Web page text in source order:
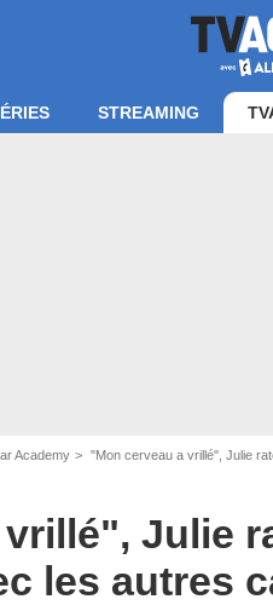
STREAMING
Academy "Mon cerveau a vrillé", Julie
Julie
les autres